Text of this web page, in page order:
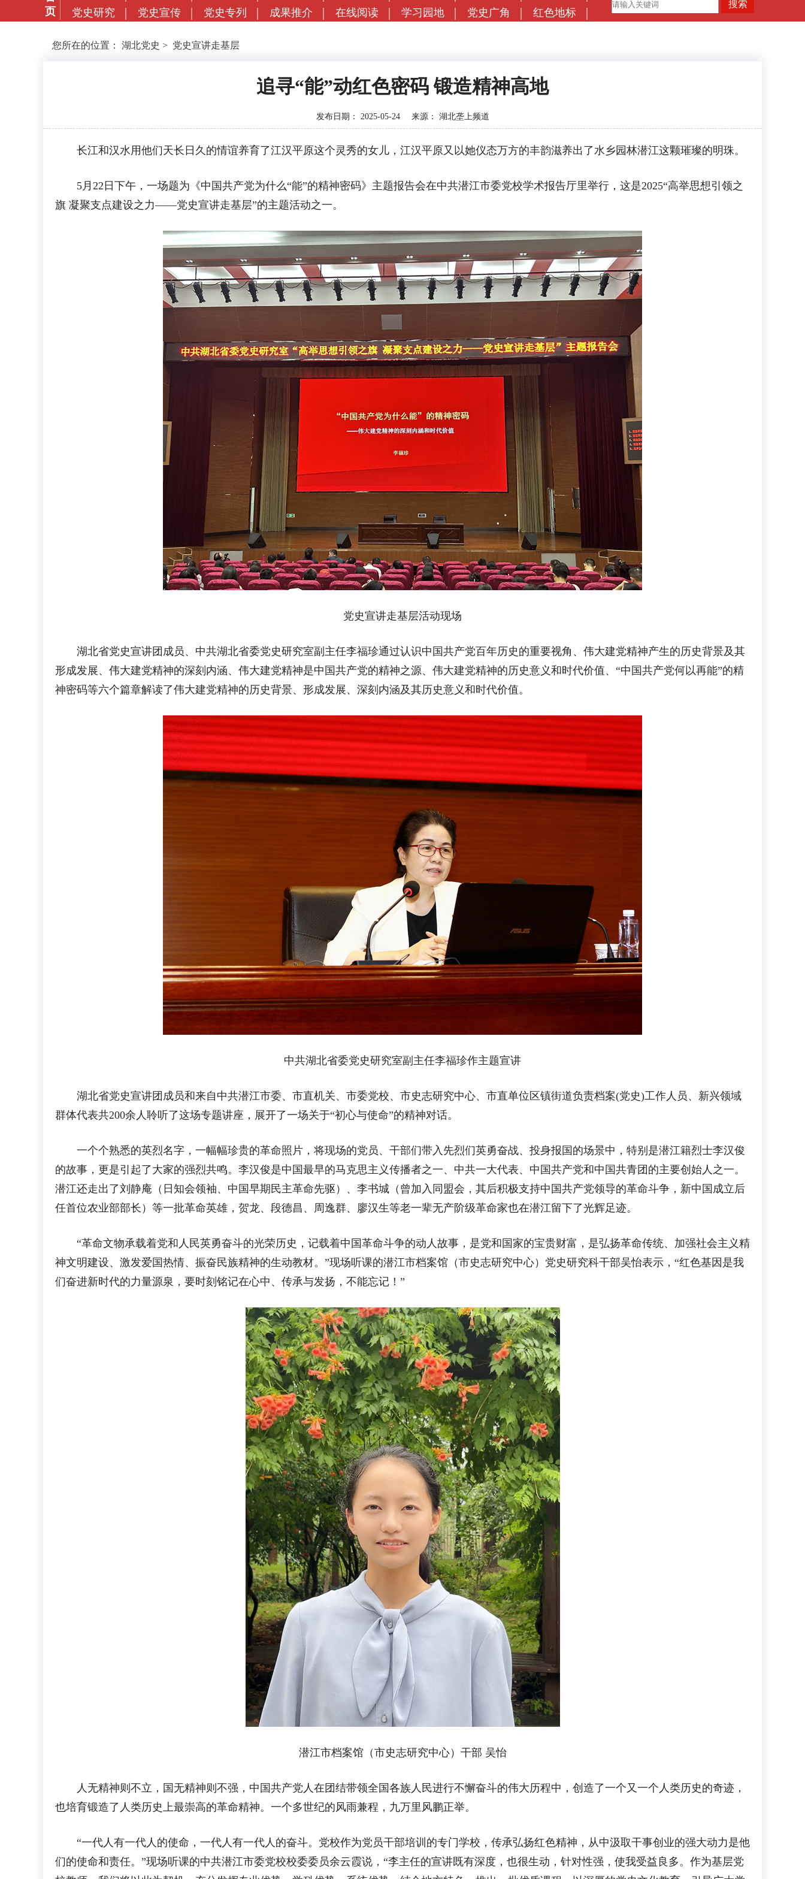
页
党史研究
党史宣传 党史专列 成果推介 在线阅读 学习园地 党史广角 红色地标
您所在的位置： 湖北党史 > 党史宣讲走基层
追寻“能”动红色密码 锻造精神高地
发布日期： 2025-05-24 来源： 湖北垄上频道
长江和汉水用他们天长日久的情谊养育了江汉平原这个灵秀的女儿，江汉平原又以她仪态万方的丰韵滋养出了水乡园林潜江这颗璀璨的明珠。
5月22日下午，一场题为《中国共产党为什么“能”的精神密码》主题报告会在中共潜江市委党校学术报告厅里举行，这是2025“高举思想引领之
旗 凝聚支点建设之力——党史宣讲走基层”的主题活动之一。
党史宣讲走基层活动现场
湖北省党史宣讲团成员、中共湖北省委党史研究室副主任李福珍通过认识中国共产党百年历史的重要视角、伟大建党精神产生的历史背景及其
形成发展、伟大建党精神的深刻内涵、伟大建党精神是中国共产党的精神之源、伟大建党精神的历史意义和时代价值、“中国共产党何以再能”的精
神密码等六个篇章解读了伟大建党精神的历史背景、形成发展、深刻内涵及其历史意义和时代价值。
中共湖北省委党史研究室副主任李福珍作主题宣讲
湖北省党史宣讲团成员和来自中共潜江市委、市直机关、市委党校、市史志研究中心、市直单位区镇街道负责档案(党史)工作人员、新兴领域
群体代表共200余人聆听了这场专题讲座，展开了一场关于“初心与使命”的精神对话。
一个个熟悉的英烈名字，一幅幅珍贵的革命照片，将现场的党员、干部们带入先烈们英勇奋战、投身报国的场景中，特别是潜江籍烈士李汉俊
的故事，更是引起了大家的强烈共鸣。李汉俊是中国最早的马克思主义传播者之一、中共一大代表、中国共产党和中国共青团的主要创始人之一。
潜江还走出了刘静庵（日知会领袖、中国早期民主革命先驱）、李书城（曾加入同盟会，其后积极支持中国共产党领导的革命斗争，新中国成立后
任首位农业部部长）等一批革命英雄，贺龙、段德昌、周逸群、廖汉生等老一辈无产阶级革命家也在潜江留下了光辉足迹。
“革命文物承载着党和人民英勇奋斗的光荣历史，记载着中国革命斗争的动人故事，是党和国家的宝贵财富，是弘扬革命传统、加强社会主义精
神文明建设、激发爱国热情、振奋民族精神的生动教材。”现场听课的潜江市档案馆（市史志研究中心）党史研究科干部吴怡表示，“红色基因是我
们奋进新时代的力量源泉，要时刻铭记在心中、传承与发扬，不能忘记！”
潜江市档案馆（市史志研究中心）干部 吴怡
人无精神则不立，国无精神则不强，中国共产党人在团结带领全国各族人民进行不懈奋斗的伟大历程中，创造了一个又一个人类历史的奇迹，
也培育锻造了人类历史上最崇高的革命精神。一个多世纪的风雨兼程，九万里风鹏正举。
“一代人有一代人的使命，一代人有一代人的奋斗。党校作为党员干部培训的专门学校，传承弘扬红色精神，从中汲取干事创业的强大动力是他
们的使命和责任。”现场听课的中共潜江市委党校校委委员余云霞说，“李主任的宣讲既有深度，也很生动，针对性强，使我受益良多。作为基层党